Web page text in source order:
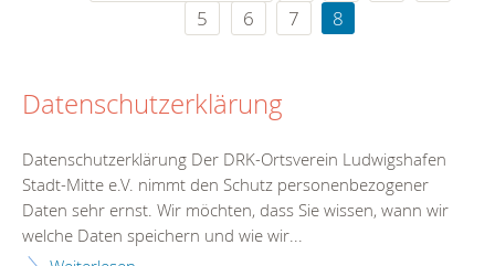
5
6 7 8
Datenschutzerklärung
Datenschutzerklärung Der DRK-Ortsverein Ludwigshafen
Stadt-Mitte e.V. nimmt den Schutz personenbezogener
Daten sehr ernst. Wir möchten, dass Sie wissen, wann wir
welche Daten speichern und wie wir...